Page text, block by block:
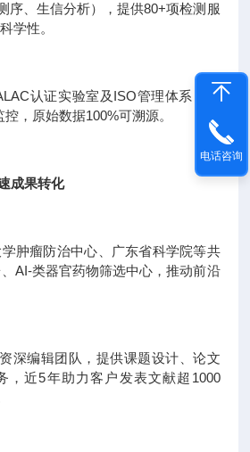
序、生信分析），提供80+项检测服
学性。
认证实验室及ISO管理体系，实
，原始数据100%可溯源。
成果转化
肿瘤防治中心、广东省科学院等共
AI-类器官药物筛选中心，推动前沿
深编辑团队，提供课题设计、论文
，近5年助力客户发表文献超1000
电话咨询